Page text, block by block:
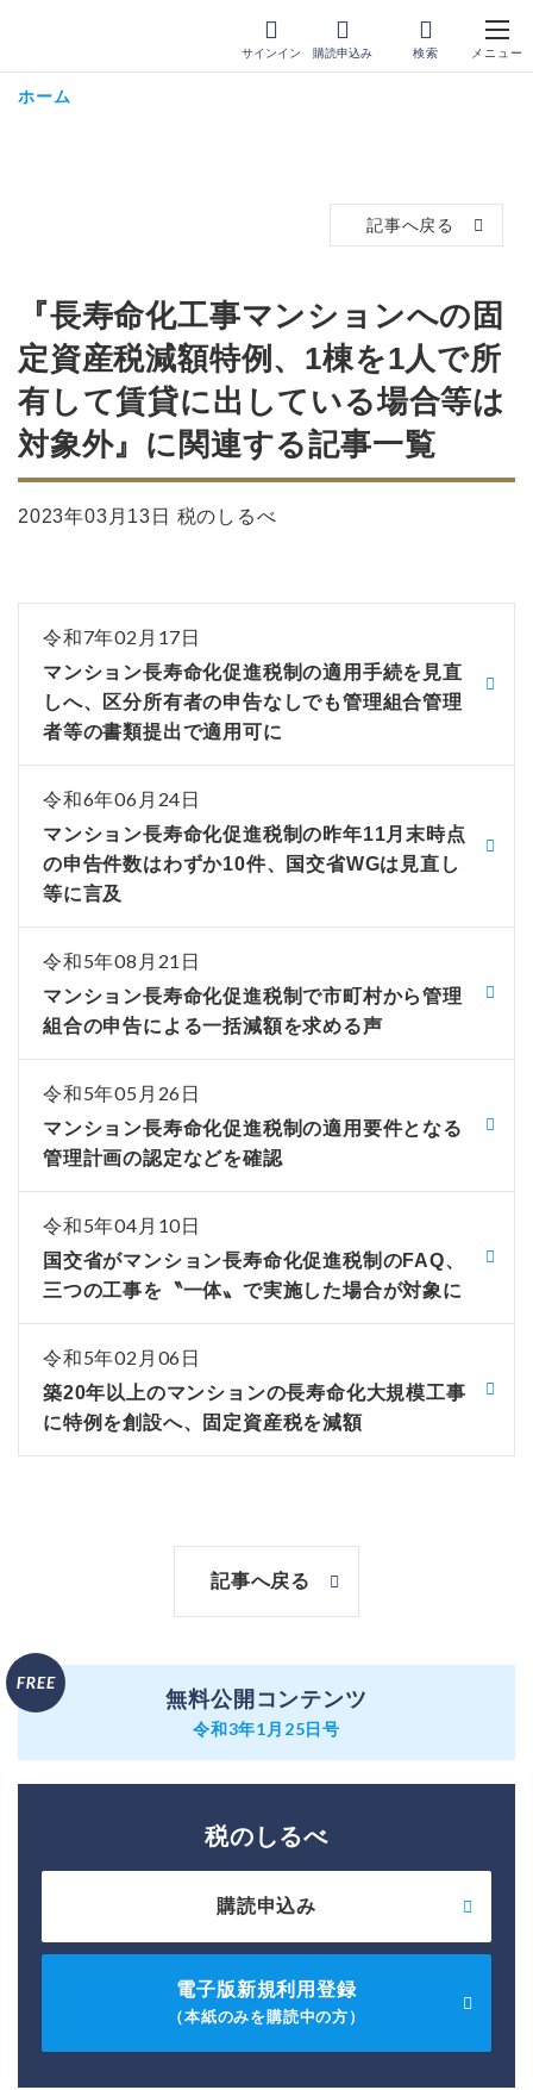
サインイン 購読申込み
ホーム
記事へ戻る
『長寿命化工事マンションへの固
定資産税減額特例、1棟を1人で所
有して賃貸に出している場合等は
対象外』に関連する記事一覧
2023年03月13日 税のしるべ
令和7年02月17日
マンション長寿命化促進税制の適用手続を見直
しへ、区分所有者の申告なしでも管理組合管理
者等の書類提出で適用可に
令和6年06月24日
マンション長寿命化促進税制の昨年11月末時点
の申告件数はわずか10件、国交省WGは見直し
等に言及
令和5年08月21日
マンション長寿命化促進税制で市町村から管理
組合の申告による一括減額を求める声
令和5年05月26日
マンション長寿命化促進税制の適用要件となる
管理計画の認定などを確認
令和5年04月10日
国交省がマンション長寿命化促進税制のFAQ、
三つの工事を〝一体〟で実施した場合が対象に
令和5年02月06日
築20年以上のマンションの長寿命化大規模工事
に特例を創設へ、固定資産税を減額
記事へ戻る
無料公開コンテンツ
令和3年1月25日号
税のしるべ
購読申込み
電子版新規利用登録
（本紙のみを購読中の方）